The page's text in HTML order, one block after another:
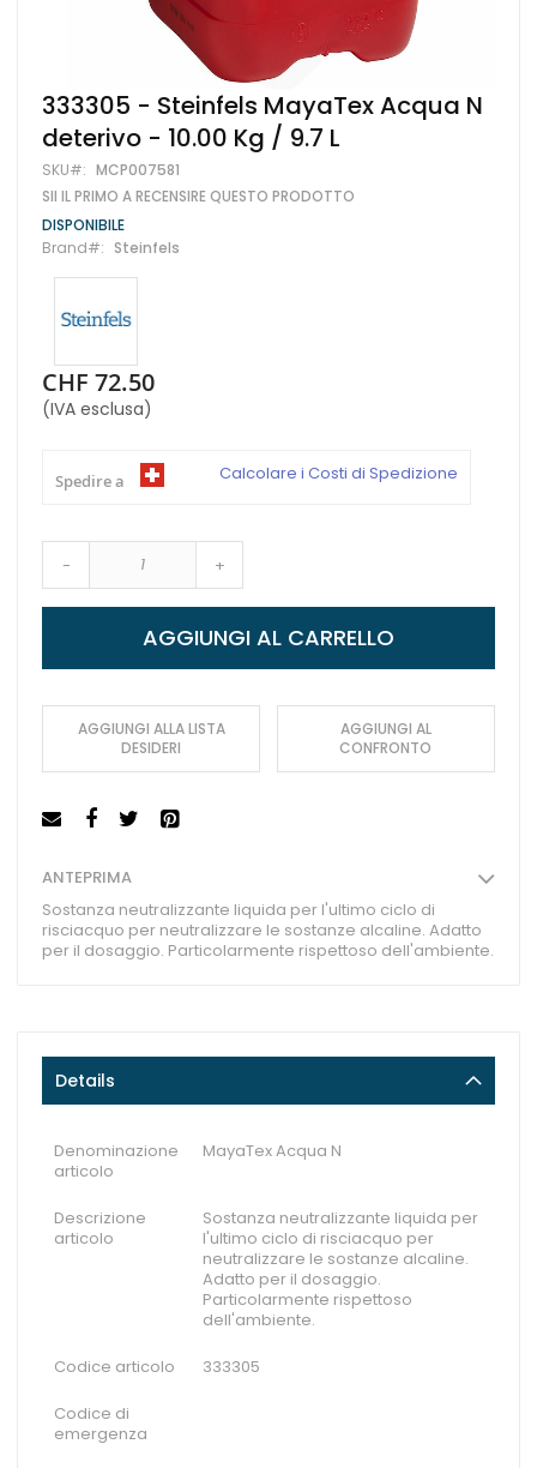
Vai
all'inizio
della
galleria
di
immagini
333305 - Steinfels MayaTex Acqua N
deterivo - 10.00 Kg / 9.7 L
SKU MCP007581
SII IL PRIMO A RECENSIRE QUESTO PRODOTTO
DISPONIBILE
Brand
Steinfels
CHF 72.50
(IVA esclusa)
Spedire a Calcolare i Costi di Spedizione
- +
AGGIUNGI AL CARRELLO
AGGIUNGI ALLA LISTA
DESIDERI
AGGIUNGI AL
CONFRONTO
ANTEPRIMA
Sostanza neutralizzante liquida per l'ultimo ciclo di
risciacquo per neutralizzare le sostanze alcaline. Adatto
per il dosaggio. Particolarmente rispettoso dell'ambiente.
Details
Denominazione
articolo
MayaTex Acqua N
Descrizione
articolo
Sostanza neutralizzante liquida per
l'ultimo ciclo di risciacquo per
neutralizzare le sostanze alcaline.
Adatto per il dosaggio.
Particolarmente rispettoso
dell'ambiente.
Codice articolo 333305
Codice di
emergenza